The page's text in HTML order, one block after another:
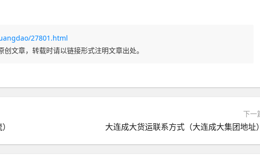
27801.html
文章，转载时请以链接形式注明文章出处。
下一
大连成大货运联系方式（大连成大集团地址